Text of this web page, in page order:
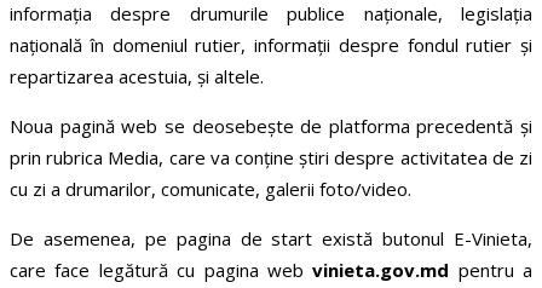
informația despre drumurile publice naționale, legislația
națională în domeniul rutier, informații despre fondul rutier și
repartizarea acestuia, și altele.
Noua pagină web se deosebește de platforma precedentă și
prin rubrica Media, care va conține știri despre activitatea de zi
cu zi a drumarilor, comunicate, galerii foto/video.
De asemenea, pe pagina de start există butonul E-Vinieta,
care face legătură cu pagina webvinieta.gov.md pentru a